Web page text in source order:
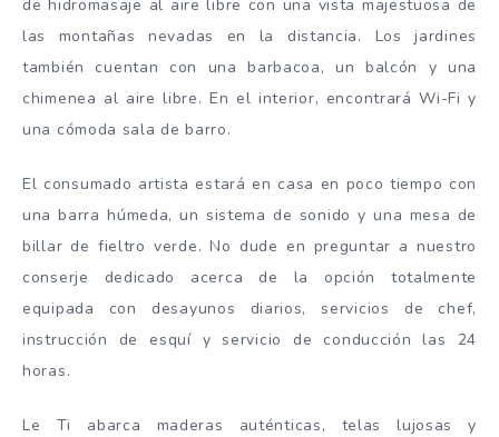
de hidromasaje al aire libre con una vista majestuosa de
las montañas nevadas en la distancia. Los jardines
también cuentan con una barbacoa, un balcón y una
chimenea al aire libre. En el interior, encontrará Wi-Fi y
una cómoda sala de barro.
El consumado artista estará en casa en poco tiempo con
una barra húmeda, un sistema de sonido y una mesa de
billar de fieltro verde. No dude en preguntar a nuestro
conserje dedicado acerca de la opción totalmente
equipada con desayunos diarios, servicios de chef,
instrucción de esquí y servicio de conducción las 24
horas.
Le Ti abarca maderas auténticas, telas lujosas y